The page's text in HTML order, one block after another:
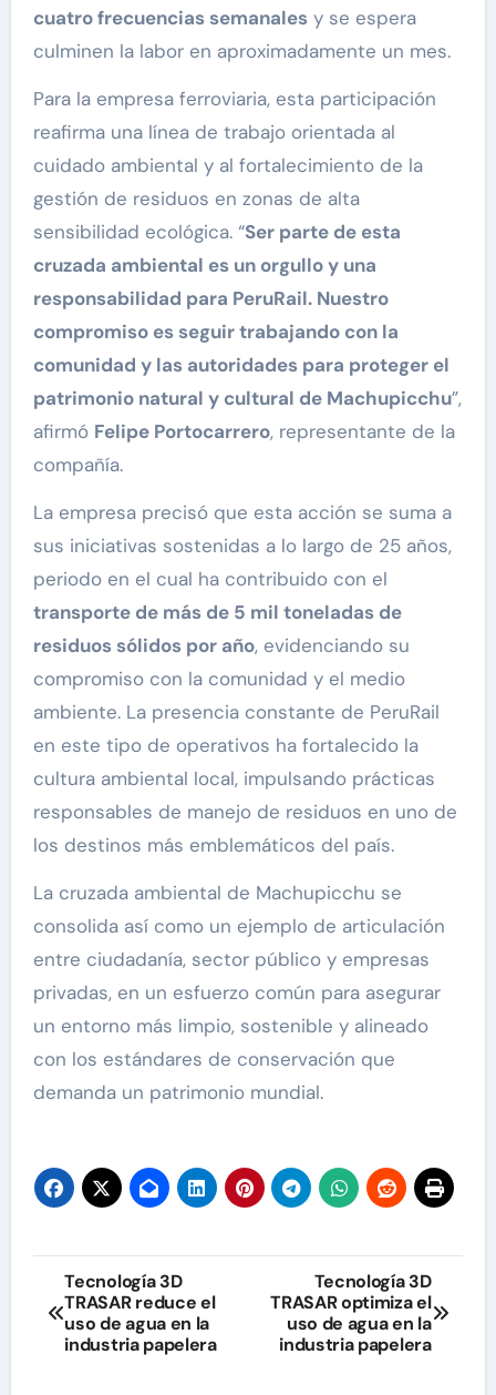
cuatro frecuencias semanalesy se espera
culminen la labor en aproximadamente un mes.
Para la empresa ferroviaria, esta participación
reafirma una línea de trabajo orientada al
cuidado ambiental y al fortalecimiento de la
gestión de residuos en zonas de alta
sensibilidad ecológica. “Ser parte de esta
cruzada ambiental es un orgullo y una
responsabilidad para PeruRail. Nuestro
compromiso es seguir trabajando con la
comunidad y las autoridades para proteger el
patrimonio natural y cultural de Machupicchu”,
afirmó Felipe Portocarrero, representante de la
compañía.
La empresa precisó que esta acción se suma a
sus iniciativas sostenidas a lo largo de 25 años,
periodo en el cual ha contribuido con el
transporte de más de 5 mil toneladas de
residuos sólidos por año, evidenciando su
compromiso con la comunidad y el medio
ambiente. La presencia constante de PeruRail
en este tipo de operativos ha fortalecido la
cultura ambiental local, impulsando prácticas
responsables de manejo de residuos en uno de
los destinos más emblemáticos del país.
La cruzada ambiental de Machupicchu se
consolida así como un ejemplo de articulación
entre ciudadanía, sector público y empresas
privadas, en un esfuerzo común para asegurar
un entorno más limpio, sostenible y alineado
con los estándares de conservación que
demanda un patrimonio mundial.
Navegación
de
entradas
Tecnología 3D
TRASAR reduce el
uso de agua en la
industria papelera
Tecnología 3D
TRASAR optimiza el
uso de agua en la
industria papelera